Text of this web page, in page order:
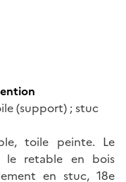
(support) ; stuc
toile peinte. Le
le retable en bois
en stuc, 18e